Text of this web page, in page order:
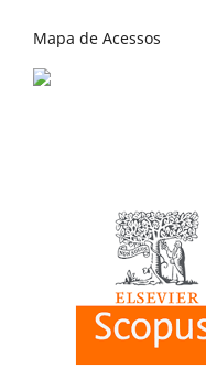
Mapa de Acessos